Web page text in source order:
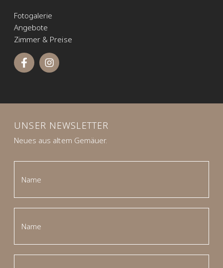
Fotogalerie
Angebote
Zimmer & Preise
UNSER NEWSLETTER
Neues aus altem Gemäuer.